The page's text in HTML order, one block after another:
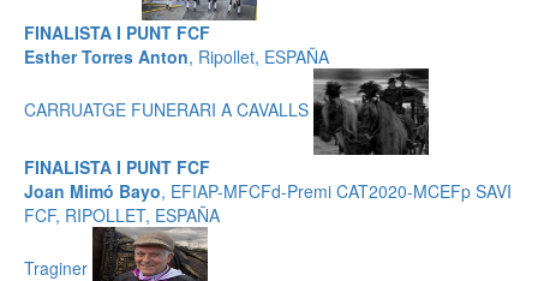
FINALISTA I PUNT FCF
Esther Torres Anton, Ripollet, ESPAÑA
CARRUATGE FUNERARI A CAVALLS
FINALISTA I PUNT FCF
Joan Mimó Bayo, EFIAP-MFCFd-Premi CAT2020-MCEFp SAVI
FCF, RIPOLLET, ESPAÑA
Traginer